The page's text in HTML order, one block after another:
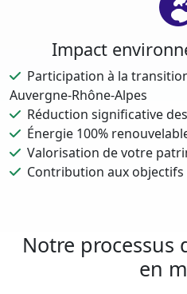
Impact
Participation à la
Auvergne-Rhône-Alpes
Réduction significative
Énergie 100%
Valorisation de votre
Contribution aux
Notre
en